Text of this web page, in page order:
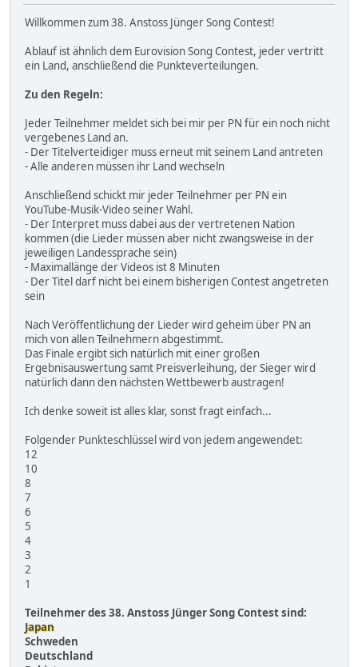
Willkommen zum 38. Anstoss Jünger Song Contest!
Ablauf ist ähnlich dem Eurovision Song Contest, jeder vertritt
ein Land, anschließend die Punkteverteilungen.
Zu den Regeln:
Jeder Teilnehmer meldet sich bei mir per PN für ein noch nicht
vergebenes Land an.
- Der Titelverteidiger muss erneut mit seinem Land antreten
- Alle anderen müssen ihr Land wechseln
Anschließend schickt mir jeder Teilnehmer per PN ein
YouTube-Musik-Video seiner Wahl.
- Der Interpret muss dabei aus der vertretenen Nation
kommen (die Lieder müssen aber nicht zwangsweise in der
jeweiligen Landessprache sein)
- Maximallänge der Videos ist 8 Minuten
- Der Titel darf nicht bei einem bisherigen Contest angetreten
sein
Nach Veröffentlichung der Lieder wird geheim über PN an
mich von allen Teilnehmern abgestimmt.
Das Finale ergibt sich natürlich mit einer großen
Ergebnisauswertung samt Preisverleihung, der Sieger wird
natürlich dann den nächsten Wettbewerb austragen!
Ich denke soweit ist alles klar, sonst fragt einfach...
Folgender Punkteschlüssel wird von jedem angewendet:
12
10
8
7
6
5
4
3
2
1
Teilnehmer des 38. Anstoss Jünger Song Contest sind:
Japan
Schweden
Deutschland